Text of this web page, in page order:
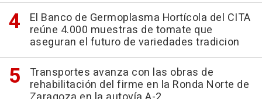
El Banco de Germoplasma Hortícola del CITA
reúne 4.000 muestras de tomate que
aseguran el futuro de variedades tradicion
Transportes avanza con las obras de
rehabilitación del firme en la Ronda Norte de